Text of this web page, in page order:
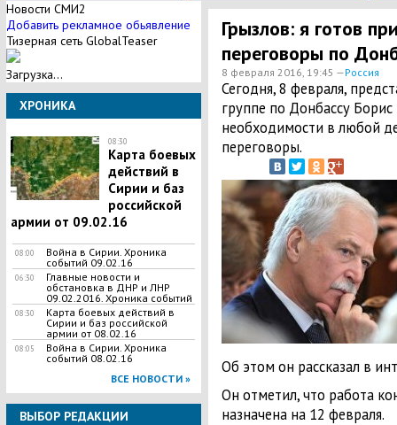
Новости СМИ2
Добавить рекламное обьявление
Тизерная сеть GlobalTeaser
Загрузка...
ХРОНИКА
08:30
Карта боевых
действий в
Сирии и баз
российской
армии от 09.02.16
08:00
Война в Сирии. Хроника
событий 09.02.16
06:30
Главные новости и
обстановка в ДНР и ЛНР
09.02.2016. Хроника событий
08:30
Карта боевых действий в
Сирии и баз российской
армии от 08.02.16
08:05
Война в Сирии. Хроника
событий 08.02.16
ВСЕ НОВОСТИ »
ВЫБОР РЕДАКЦИИ
Грызлов: я готов
переговоры по
8 февраля 2016, 19:45 —Россия
Сегодня, 8 февраля,
группе по Донбассу
необходимости в любой
переговоры.
Об этом он рассказал в
Он отметил, что работа
назначена на 12 февраля.